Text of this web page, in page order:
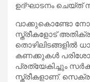
ഉദ്ഘാടനം ചെയ്ത്
വാക്കുകൊണ്ടോ
സ്ത്രീകളോട്
തൊഴിലിടങ്ങളില്‍
കണക്കുകള്‍
പ്രത്യേകിച്ചും
സ്ത്രീകളാണ്.